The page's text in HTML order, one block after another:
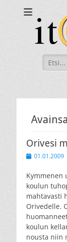
Itkua ja
Search
for:
Orivesi
Posted
01.01.2009
Kymmenen
koulun
mahtavasti
Orivedelle.
koulun
nousta niin